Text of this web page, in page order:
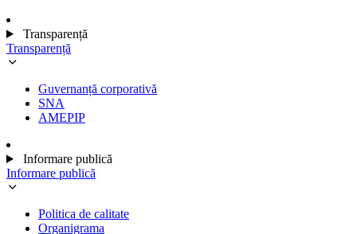
Transparență
Transparență
Guvernanță corporativă
SNA
AMEPIP
Informare publică
Informare publică
Politica de calitate
Organigrama